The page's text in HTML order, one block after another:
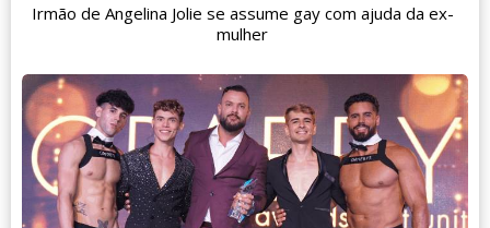
Irmão de Angelina Jolie se assume gay com ajuda da ex-
mulher